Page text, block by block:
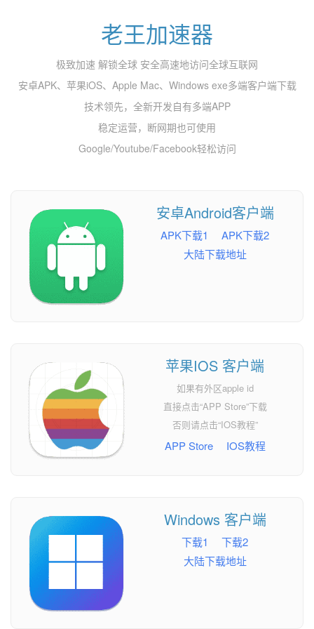
老王加速器
极致加速 解锁全球 安全高速地访问全球互联网
安卓APK、苹果iOS、Apple Mac、Windows exe多端客户端下载
技术领先，全新开发自有多端APP
稳定运营，断网期也可使用
Google/Youtube/Facebook轻松访问
安卓Android客户端
APK下载1
APK下载2
大陆下载地址
苹果IOS 客户端
如果有外区apple id
直接点击“APP Store”下载
否则请点击“IOS教程”
APP Store IOS教程
Windows 客户端
下载1
下载2
大陆下载地址